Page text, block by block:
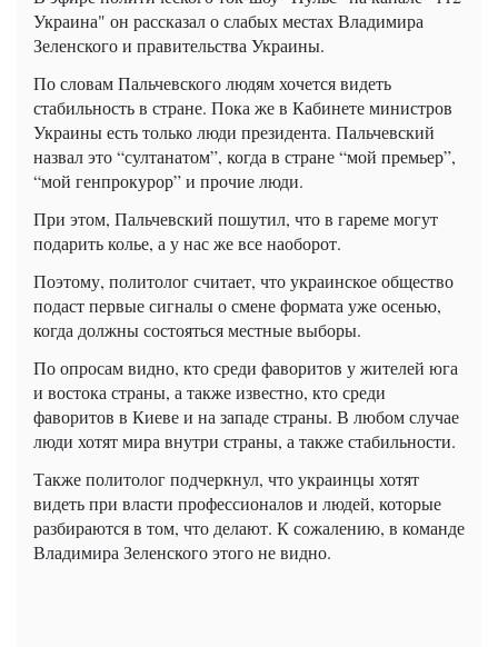
Украина" он рассказал о слабых местах Владимира
Зеленского и правительства Украины.
По словам Пальчевского людям хочется видеть
стабильность в стране. Пока же в Кабинете министров
Украины есть только люди президента. Пальчевский
назвал это “султанатом”, когда в стране “мой премьер”,
“мой генпрокурор” и прочие люди.
При этом, Пальчевский пошутил, что в гареме могут
подарить колье, а у нас же все наоборот.
Поэтому, политолог считает, что украинское общество
подаст первые сигналы о смене формата уже осенью,
когда должны состояться местные выборы.
По опросам видно, кто среди фаворитов у жителей юга
и востока страны, а также известно, кто среди
фаворитов в Киеве и на западе страны. В любом случае
люди хотят мира внутри страны, а также стабильности.
Также политолог подчеркнул, что украинцы хотят
видеть при власти профессионалов и людей, которые
разбираются в том, что делают. К сожалению, в команде
Владимира Зеленского этого не видно.